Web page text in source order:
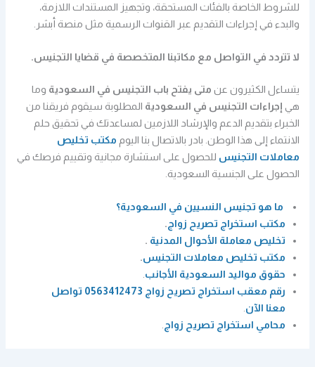
للشروط الخاصة بالفئات المستحقة، وتجهيز المستندات اللازمة،
والبدء في إجراءات التقديم عبر القنوات الرسمية مثل منصة أبشر.
لا تتردد في التواصل مع مكاتبنا المتخصصة في قضايا التجنيس.
يتساءل الكثيرون عن متى يفتح باب التجنيس في السعودية وما
هي إجراءات التجنيس في السعودية المطلوبة سيقوم فريقنا من
الخبراء بتقديم الدعم والإرشاد اللازمين لمساعدتك في تحقيق حلم
الانتماء إلى هذا الوطن. بادر بالاتصال بنا اليوم مكتب تخليص
معاملات التجنيس للحصول على استشارة مجانية وتقييم فرصك في
الحصول على الجنسية السعودية.
ما هو تجنيس النسيين في السعودية؟
مكتب استخراج تصريح زواج.
تخليص معاملة الأحوال المدنية .
مكتب تخليص معاملات التجنيس.
حقوق مواليد السعودية الأجانب.
رقم معقب استخراج تصريح زواج 0563412473 تواصل
معنا الآن.
محامي استخراج تصريح زواج.